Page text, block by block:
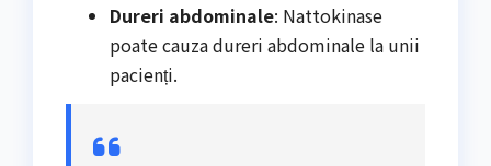
Dureri abdominale: Nattokinase
poate cauza dureri abdominale la unii
pacienți.